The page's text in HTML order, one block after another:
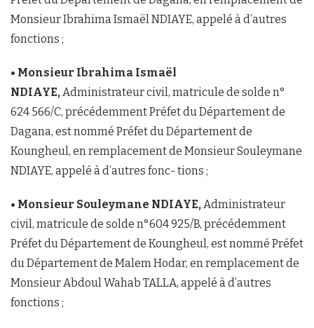
Monsieur Ibrahima Ismaël NDIAYE, appelé à d’autres
fonctions ;
• Monsieur Ibrahima Ismaël
NDIAYE, Administrateur civil, matricule de solde n°
624 566/C, précédemment Préfet du Département de
Dagana, est nommé Préfet du Département de
Koungheul, en remplacement de Monsieur Souleymane
NDIAYE, appelé à d’autres fonc- tions ;
• Monsieur Souleymane NDIAYE, Administrateur
civil, matricule de solde n°604 925/B, précédemment
Préfet du Département de Koungheul, est nommé Préfet
du Département de Malem Hodar, en remplacement de
Monsieur Abdoul Wahab TALLA, appelé à d’autres
fonctions ;